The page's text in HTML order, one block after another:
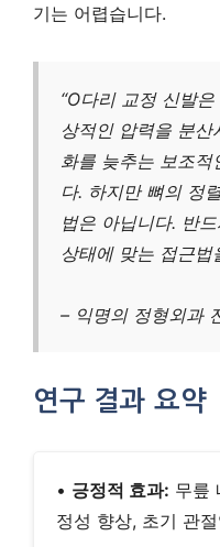
기는 어렵습니다.
“O다리 교정 신발
상적인 압력을 분
화를 늦추는 보조
다. 하지만 뼈의 정
법은 아닙니다. 반
상태에 맞는 접근법
– 익명의 정형외과
연구 결과 요약
• 긍정적 효과: 무릎
정성 향상, 초기 관